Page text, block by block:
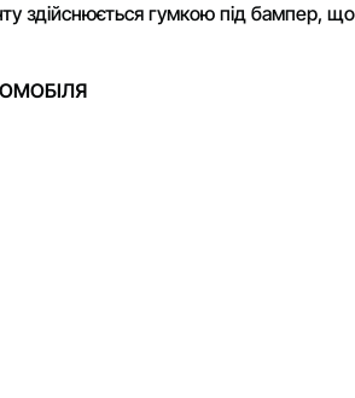
гумкою під бампер, що